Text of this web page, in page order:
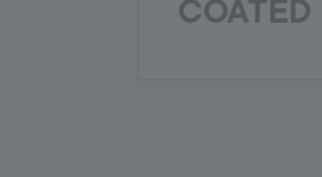
COATED